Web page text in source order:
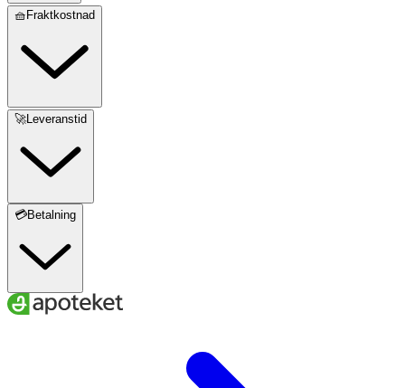
🧺Fraktkostnad
🚀Leveranstid
💳Betalning